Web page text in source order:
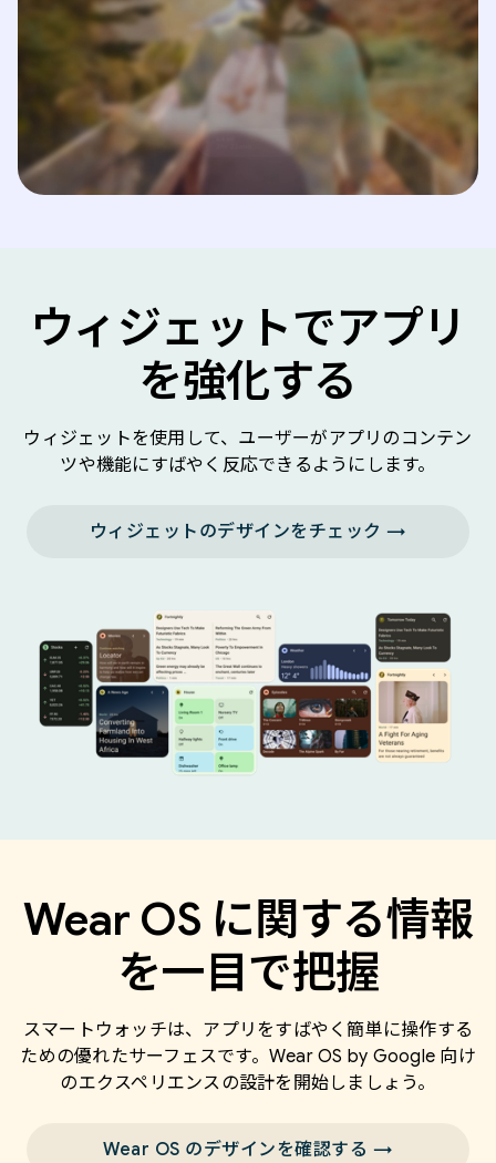
ウィジェットでアプリ
を強化する
ウィジェットを使用して、ユーザーがアプリのコンテン
ツや機能にすばやく反応できるようにします。
ウィジェットのデザインをチェック →
Wear OS に関する情報
を一目で把握
スマートウォッチは、アプリをすばやく簡単に操作する
ための優れたサーフェスです。Wear OS by Google 向け
のエクスペリエンスの設計を開始しましょう。
Wear OS のデザインを確認する →